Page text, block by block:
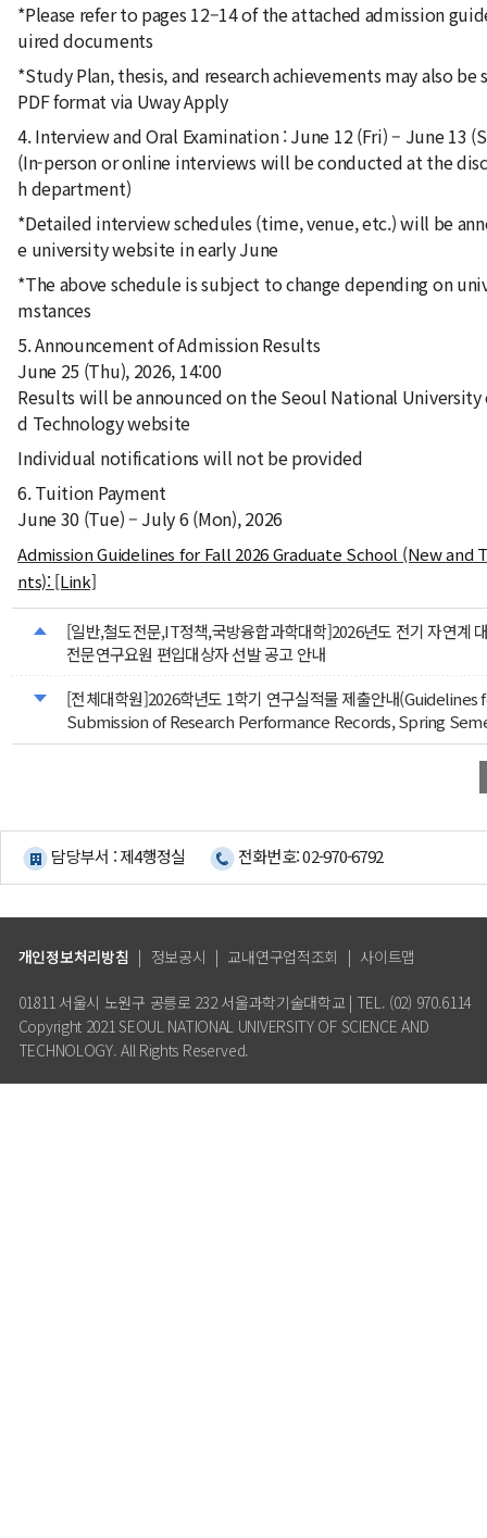
*Please refer to pages 12–14 of the attached admission
uired documents
*Study Plan, thesis, and research achievements may also
PDF format via Uway Apply
4. Interview and Oral Examination : June 12 (Fri) – June 13
(In-person or online interviews will be conducted at the
h department)
*Detailed interview schedules (time, venue, etc.) will be
e university website in early June
*The above schedule is subject to change depending on
mstances
5. Announcement of Admission Results
June 25 (Thu), 2026, 14:00
Results will be announced on the Seoul National University
d Technology website
Individual notifications will not be provided
6. Tuition Payment
June 30 (Tue) – July 6 (Mon), 2026
Admission Guidelines for Fall 2026 Graduate School (New and
nts): [Link]
[일반,철도전문,IT정책,국방융합과학대학]2026년도 전기 자연계
전문연구요원 편입대상자 선발 공고 안내
[전체대학원]2026학년도 1학기 연구실적물 제출안내
Submission of Research Performance Records, Spring
담당부서 : 제4행정실 전화번호: 02-970-6792
개인정보처리방침 | 정보공시 | 교내연구업적조회 | 사이트맵
01811 서울시 노원구 공릉로 232 서울과학기술대학교 | TEL. (02) 970.6114
Copyright 2021 SEOUL NATIONAL UNIVERSITY OF SCIENCE AND
TECHNOLOGY. All Rights Reserved.